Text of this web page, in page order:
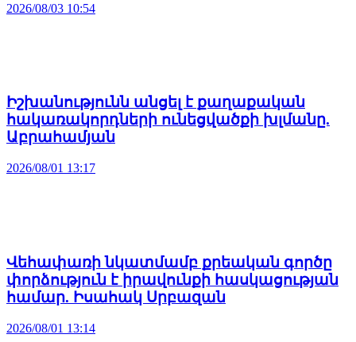
2026/08/03 10:54
Իշխանությունն անցել է քաղաքական
հակառակորդների ունեցվածքի խլմանը.
Աբրահամյան
2026/08/01 13:17
Վեհափառի նկատմամբ քրեական գործը
փորձություն է իրավունքի հասկացության
համար. Իսահակ Սրբազան
2026/08/01 13:14